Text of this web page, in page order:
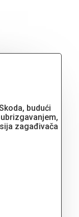
budući
zagađivača